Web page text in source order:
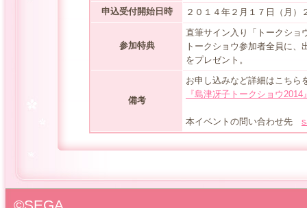
申込受付開始日時
２０１４年２月１７日（月）
参加特典
直筆サイン入り「トークショ
トークショウ参加者全員に
をプレゼント。
備考
お申し込みなど詳細はこちら
『島津冴子トークショウ
本イベントの問い合わせ先